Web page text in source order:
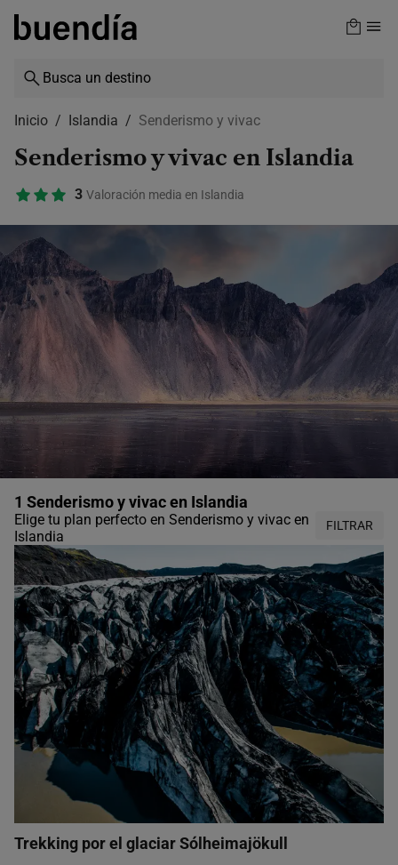
Skip
content
Inicio Islandia Senderismo y vivac
Senderismo y vivac en Islandia
3 Valoración media en Islandia
1 Senderismo y vivac en Islandia
Elige tu plan perfecto en Senderismo y vivac en
Islandia
FILTRAR
Trekking por el glaciar Sólheimajökull